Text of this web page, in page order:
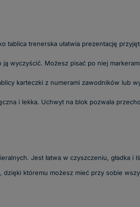
tablica trenerska ułatwia prezentację
ją wyczyścić. Możesz pisać po niej
karteczki z numerami zawodników lub
i lekka. Uchwyt na blok pozwala
Jest łatwa w czyszczeniu, gładka i
któremu możesz mieć przy sobie